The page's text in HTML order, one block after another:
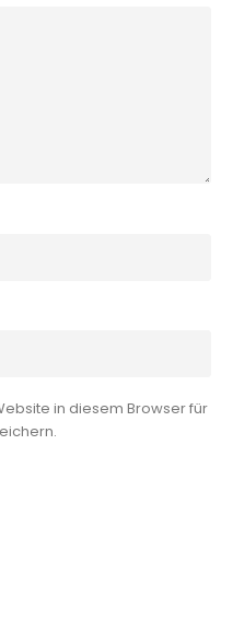
in diesem Browser für